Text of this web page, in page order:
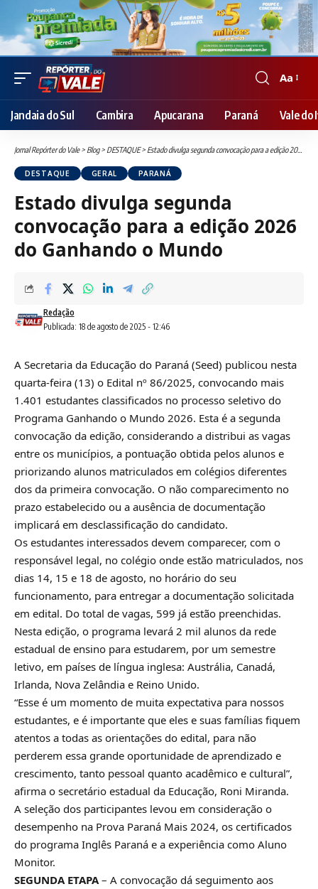
Font
Resizer
Aa
Jandaia do Sul Cambira Apucarana Paraná Vale do
Jornal Repórter do Vale> Blog> DESTAQUE> Estado divulga segunda convocação para a edição 2026 do Ganhando o Mundo
DESTAQUE GERAL PARANÁ
Estado divulga segunda
convocação para a edição 2026
do Ganhando o Mundo
Publicada: 18 de agosto de 2025 - 12:46
Redação
A Secretaria da Educação do Paraná (Seed) publicou nesta
quarta-feira (13) o Edital nº 86/2025, convocando mais
1.401 estudantes classificados no processo seletivo do
Programa Ganhando o Mundo 2026. Esta é a segunda
convocação da edição, considerando a distribui as vagas
entre os municípios, a pontuação obtida pelos alunos e
priorizando alunos matriculados em colégios diferentes
dos da primeira convocação. O não comparecimento no
prazo estabelecido ou a ausência de documentação
implicará em desclassificação do candidato.
Os estudantes interessados devem comparecer, com o
responsável legal, no colégio onde estão matriculados, nos
dias 14, 15 e 18 de agosto, no horário do seu
funcionamento, para entregar a documentação solicitada
em edital. Do total de vagas, 599 já estão preenchidas.
Nesta edição, o programa levará 2 mil alunos da rede
estadual de ensino para estudarem, por um semestre
letivo, em países de língua inglesa: Austrália, Canadá,
Irlanda, Nova Zelândia e Reino Unido.
“Esse é um momento de muita expectativa para nossos
estudantes, e é importante que eles e suas famílias fiquem
atentos a todas as orientações do edital, para não
perderem essa grande oportunidade de aprendizado e
crescimento, tanto pessoal quanto acadêmico e cultural”,
afirma o secretário estadual da Educação, Roni Miranda.
A seleção dos participantes levou em consideração o
desempenho na Prova Paraná Mais 2024, os certificados
do programa Inglês Paraná e a experiência como Aluno
Monitor.
SEGUNDA ETAPA – A convocação dá seguimento aos